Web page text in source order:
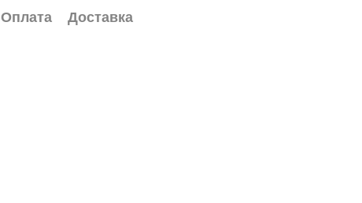
Оплата Доставка